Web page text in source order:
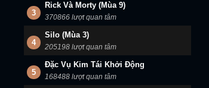
3
Rick Và Morty (Mùa 9)
370866 lượt quan tâm
4
Silo (Mùa 3)
205198 lượt quan tâm
5
Đặc Vụ Kim Tái Khởi Động
168488 lượt quan tâm